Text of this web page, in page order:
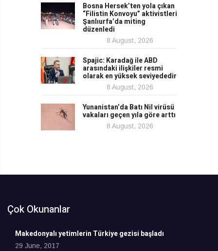
Bosna Hersek’ten yola çıkan
“Filistin Konvoyu” aktivistleri
Şanlıurfa’da miting
düzenledi
8 August, 2026
Spajic: Karadağ ile ABD
arasındaki ilişkiler resmi
olarak en yüksek seviyededir
8 August, 2026
Yunanistan’da Batı Nil virüsü
vakaları geçen yıla göre arttı
8 August, 2026
Çok Okunanlar
Makedonyalı yetimlerin Türkiye gezisi başladı
29 June, 2017